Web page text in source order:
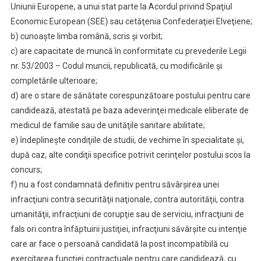
Uniunii Europene, a unui stat parte la Acordul privind Spaţiul
Economic European (SEE) sau cetăţenia Confederaţiei Elveţiene;
b) cunoaşte limba română, scris şi vorbit;
c) are capacitate de muncă în conformitate cu prevederile Legii
nr. 53/2003 – Codul muncii, republicată, cu modificările şi
completările ulterioare;
d) are o stare de sănătate corespunzătoare postului pentru care
candidează, atestată pe baza adeverinţei medicale eliberate de
medicul de familie sau de unităţile sanitare abilitate;
e) îndeplineşte condiţiile de studii, de vechime în specialitate şi,
după caz, alte condiţii specifice potrivit cerinţelor postului scos la
concurs;
f) nu a fost condamnată definitiv pentru săvârşirea unei
infracţiuni contra securităţii naţionale, contra autorităţii, contra
umanităţii, infracţiuni de corupţie sau de serviciu, infracţiuni de
fals ori contra înfăptuirii justiţiei, infracţiuni săvârşite cu intenţie
care ar face o persoană candidată la post incompatibilă cu
exercitarea funcţiei contractuale pentru care candidează, cu